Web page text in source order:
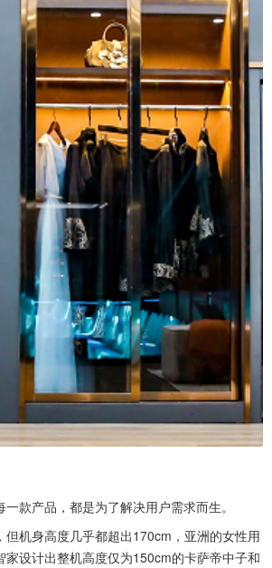
款产品，都是为了解决用户需求而生。
机身高度几乎都超出170cm，亚洲的女性用
设计出整机高度仅为150cm的卡萨帝中子和